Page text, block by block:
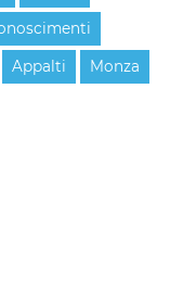
Appalti Monza